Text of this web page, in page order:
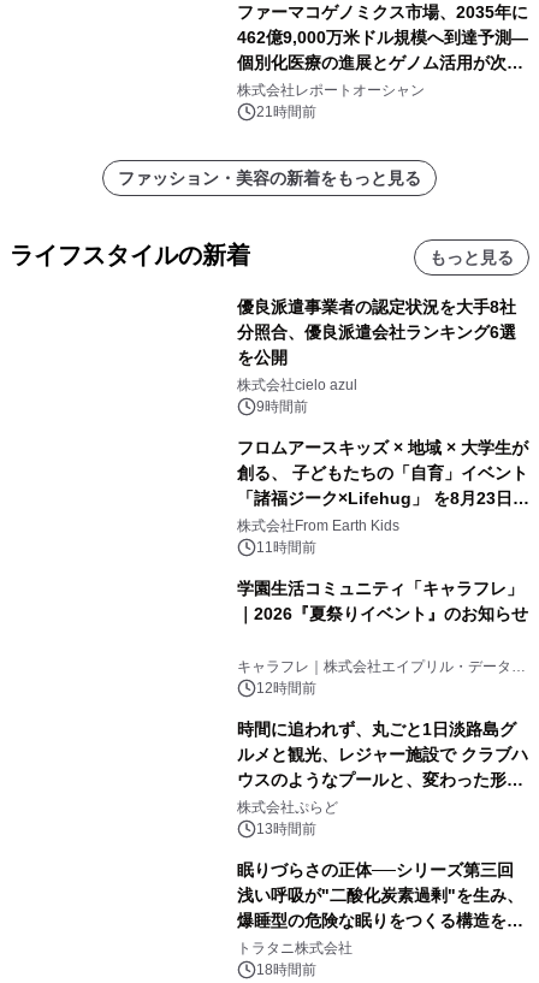
ファーマコゲノミクス市場、2035年に
462億9,000万米ドル規模へ到達予測―
個別化医療の進展とゲノム活用が次世
代ヘルスケア投資を加速
株式会社レポートオーシャン
21時間前
ファッション・美容の新着をもっと見る
ライフスタイルの新着 もっと見る
優良派遣事業者の認定状況を大手8社
分照合、優良派遣会社ランキング6選
を公開
株式会社cielo azul
9時間前
フロムアースキッズ × 地域 × 大学生が
創る、 子どもたちの「自育」イベント
「諸福ジーク×Lifehug」 を8月23日
(日)開催
株式会社From Earth Kids
11時間前
学園生活コミュニティ「キャラフレ」
｜2026『夏祭りイベント』のお知らせ
キャラフレ｜株式会社エイプリル・データ・
デザインズ
12時間前
時間に追われず、丸ごと1日淡路島グ
ルメと観光、レジャー施設で クラブハ
ウスのようなプールと、変わった形の
サウナも 「THE BOXY AWAJI」のお
得な素泊まり連泊プランで
株式会社ぷらど
13時間前
眠りづらさの正体──シリーズ第三回
浅い呼吸が"二酸化炭素過剰"を生み、
爆睡型の危険な眠りをつくる構造を解
説
トラタニ株式会社
18時間前